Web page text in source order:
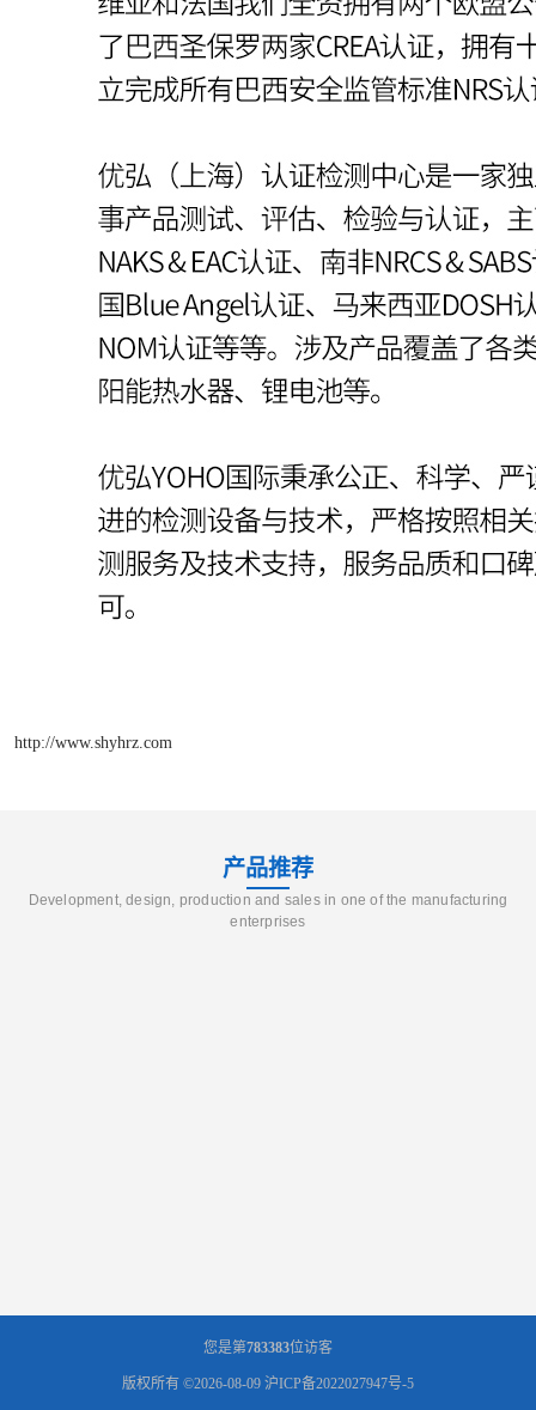
http://www.shyhrz.com
产品推荐
Development, design, production and sales in one of the manufacturing
enterprises
您是第783383位访客
版权所有 ©2026-08-09 沪ICP备2022027947号-5